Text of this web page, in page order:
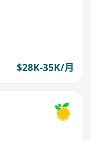
$28K-35K/月